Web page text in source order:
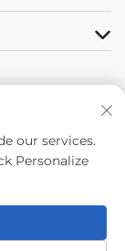
Industry & Trade
our services.
Personalize